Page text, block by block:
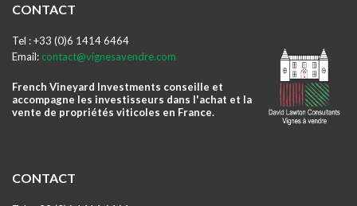
CONTACT
Tel : +33 (0)6 1414 6464
Email: contact@vignesavendre.com
French Vineyard Investments conseille et
accompagne les investisseurs dans l'achat et la
vente de propriétés viticoles en France.
CONTACT